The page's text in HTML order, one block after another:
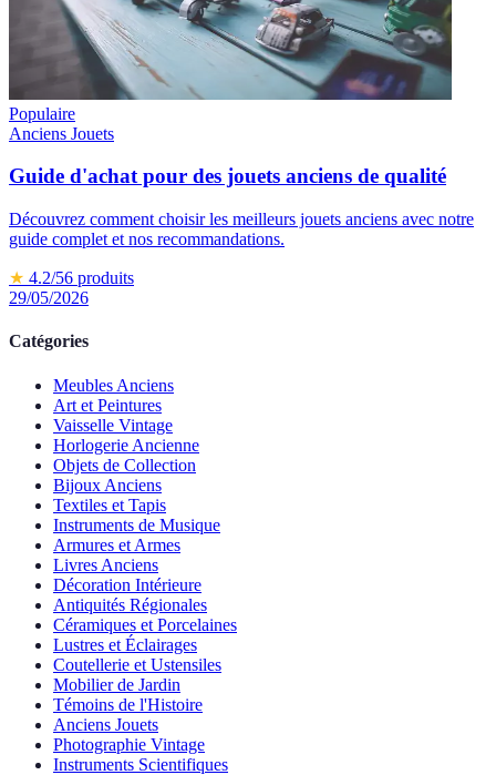
Populaire
Anciens Jouets
Guide d'achat pour des jouets anciens de qualité
Découvrez comment choisir les meilleurs jouets anciens avec notre
guide complet et nos recommandations.
★ 4.2/56 produits
29/05/2026
Catégories
Meubles Anciens
Art et Peintures
Vaisselle Vintage
Horlogerie Ancienne
Objets de Collection
Bijoux Anciens
Textiles et Tapis
Instruments de Musique
Armures et Armes
Livres Anciens
Décoration Intérieure
Antiquités Régionales
Céramiques et Porcelaines
Lustres et Éclairages
Coutellerie et Ustensiles
Mobilier de Jardin
Témoins de l'Histoire
Anciens Jouets
Photographie Vintage
Instruments Scientifiques